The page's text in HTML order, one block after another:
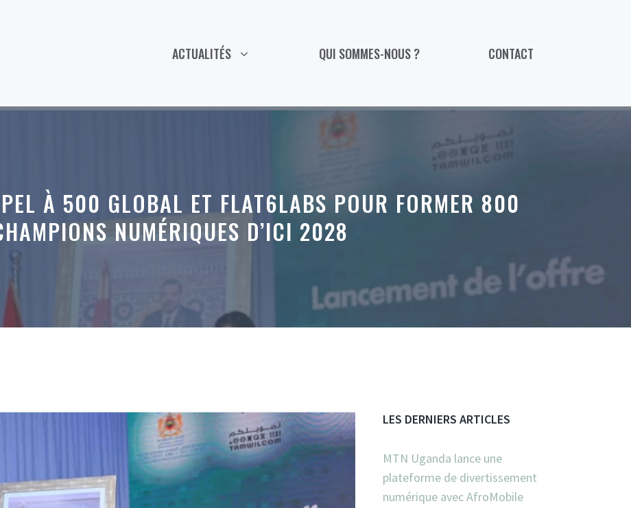
ACTUALITÉS QUI SOMMES-NOUS ? CONTACT
À 500 GLOBAL ET FLAT6LABS POUR FORMER 800
NUMÉRIQUES D’ICI 2028
LES DERNIERS ARTICLES
MTN Uganda lance une
plateforme de divertissement
numérique avec AfroMobile